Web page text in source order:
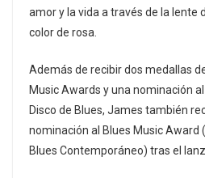
amor y la vida a través de la lente
color de rosa.
Además de recibir dos medallas
Music Awards y una nominación
Disco de Blues, James también
nominación al Blues Music Award
Blues Contemporáneo) tras el